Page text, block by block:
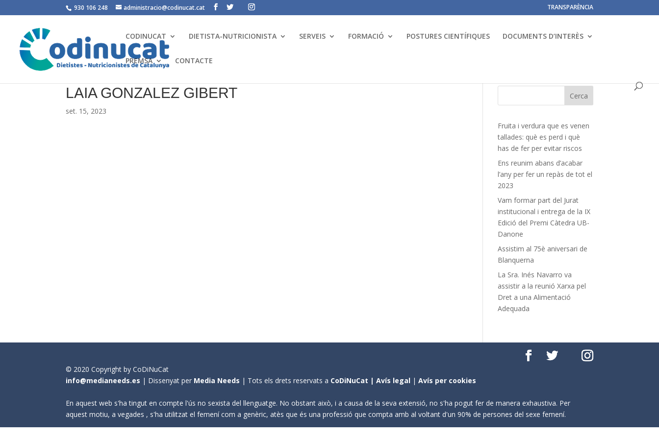
930 106 248 administracio@codinucat.cat TRANSPARÈNCIA
CODINUCAT DIETISTA-NUTRICIONISTA SERVEIS FORMACIÓ POSTURES CIENTÍFIQUES DOCUMENTS D’INTERÈS
PREMSA CONTACTE
LAIA GONZALEZ GIBERT
set. 15, 2023
Fruita i verdura que es venen
tallades: què es perd i què
has de fer per evitar riscos
Ens reunim abans d’acabar
l’any per fer un repàs de tot el
2023
Vam formar part del Jurat
institucional i entrega de la IX
Edició del Premi Càtedra UB-
Danone
Assistim al 75è aniversari de
Blanquerna
La Sra. Inés Navarro va
assistir a la reunió Xarxa pel
Dret a una Alimentació
Adequada
© 2020 Copyright by CoDiNuCat
info@medianeeds.es | Dissenyat per Media Needs | Tots els drets reservats a CoDiNuCat |Avís legal |Avís per cookies
En aquest web s'ha tingut en compte l'ús no sexista del llenguatge. No obstant això, i a causa de la seva extensió, no s'ha pogut fer de manera exhaustiva. Per
aquest motiu, a vegades , s'ha utilitzat el femení com a genèric, atès que és una professió que compta amb al voltant d'un 90% de persones del sexe femení.